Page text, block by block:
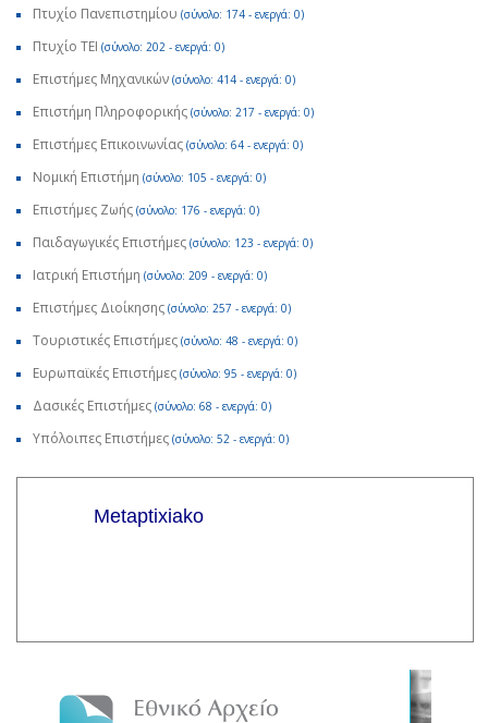
Πτυχίο Πανεπιστημίου (σύνολο: 174 - ενεργά: 0)
Πτυχίο ΤΕΙ (σύνολο: 202 - ενεργά: 0)
Επιστήμες Μηχανικών (σύνολο: 414 - ενεργά: 0)
Επιστήμη Πληροφορικής (σύνολο: 217 - ενεργά: 0)
Επιστήμες Επικοινωνίας (σύνολο: 64 - ενεργά: 0)
Νομική Επιστήμη (σύνολο: 105 - ενεργά: 0)
Επιστήμες Ζωής (σύνολο: 176 - ενεργά: 0)
Παιδαγωγικές Επιστήμες (σύνολο: 123 - ενεργά: 0)
Ιατρική Επιστήμη (σύνολο: 209 - ενεργά: 0)
Επιστήμες Διοίκησης (σύνολο: 257 - ενεργά: 0)
Τουριστικές Επιστήμες (σύνολο: 48 - ενεργά: 0)
Ευρωπαϊκές Επιστήμες (σύνολο: 95 - ενεργά: 0)
Δασικές Επιστήμες (σύνολο: 68 - ενεργά: 0)
Υπόλοιπες Επιστήμες (σύνολο: 52 - ενεργά: 0)